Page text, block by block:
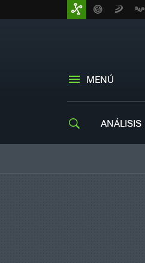
MENÚ
ANÁLISIS